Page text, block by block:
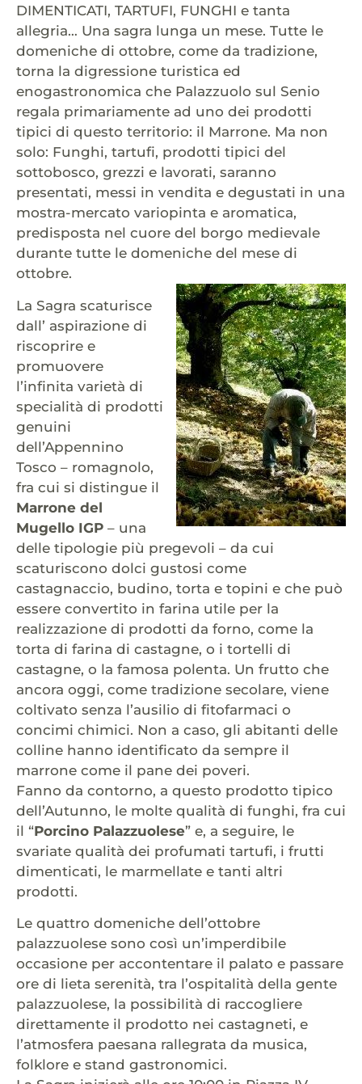
DIMENTICATI, TARTUFI, FUNGHI e tanta
allegria… Una sagra lunga un mese. Tutte le
domeniche di ottobre, come da tradizione,
torna la digressione turistica ed
enogastronomica che Palazzuolo sul Senio
regala primariamente ad uno dei prodotti
tipici di questo territorio: il Marrone. Ma non
solo: Funghi, tartufi, prodotti tipici del
sottobosco, grezzi e lavorati, saranno
presentati, messi in vendita e degustati in una
mostra-mercato variopinta e aromatica,
predisposta nel cuore del borgo medievale
durante tutte le domeniche del mese di
ottobre.
La Sagra scaturisce
dall’ aspirazione di
riscoprire e
promuovere
l’infinita varietà di
specialità di prodotti
genuini
dell’Appennino
Tosco – romagnolo,
fra cui si distingue il
Marrone del
Mugello IGP – una
delle tipologie più pregevoli – da cui
scaturiscono dolci gustosi come
castagnaccio, budino, torta e topini e che può
essere convertito in farina utile per la
realizzazione di prodotti da forno, come la
torta di farina di castagne, o i tortelli di
castagne, o la famosa polenta. Un frutto che
ancora oggi, come tradizione secolare, viene
coltivato senza l’ausilio di fitofarmaci o
concimi chimici. Non a caso, gli abitanti delle
colline hanno identificato da sempre il
marrone come il pane dei poveri.
Fanno da contorno, a questo prodotto tipico
dell’Autunno, le molte qualità di funghi, fra cui
il “Porcino Palazzuolese” e, a seguire, le
svariate qualità dei profumati tartufi, i frutti
dimenticati, le marmellate e tanti altri
prodotti.
Le quattro domeniche dell’ottobre
palazzuolese sono così un’imperdibile
occasione per accontentare il palato e passare
ore di lieta serenità, tra l’ospitalità della gente
palazzuolese, la possibilità di raccogliere
direttamente il prodotto nei castagneti, e
l’atmosfera paesana rallegrata da musica,
folklore e stand gastronomici.